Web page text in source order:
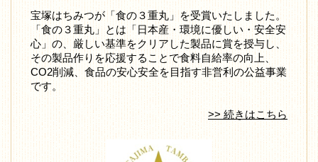
宝塚はちみつが「食の３重丸」を受賞いたしました。
「食の３重丸」とは「日本産・環境に優しい・安全安
心」の、厳しい基準をクリアした製品に賞を授与し、
その製品作りを応援することで食料自給率の向上、
CO2削減、食品の安心安全を目指す非営利の公益事業
です。
>> 続きはこちら